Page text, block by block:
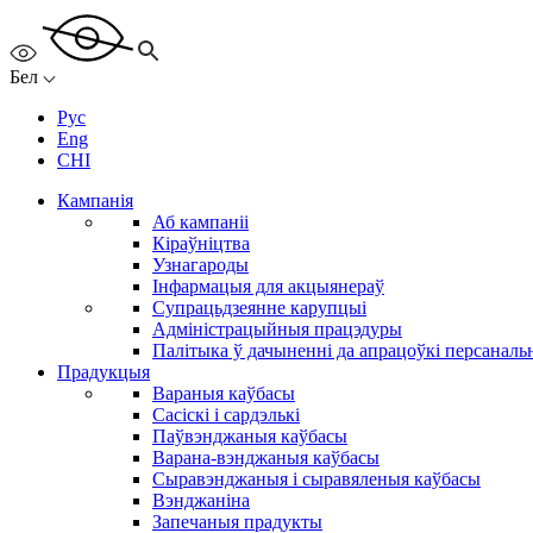
Бел
Рус
Eng
CHI
Кампанія
Аб кампаніі
Кіраўніцтва
Узнагароды
Інфармацыя для акцыянераў
Супрацьдзеянне карупцыі
Адміністрацыйныя працэдуры
Палітыка ў дачыненні да апрацоўкі
Прадукцыя
Вараныя каўбасы
Сасіскі і сардэлькі
Паўвэнджаныя каўбасы
Варана-вэнджаныя каўбасы
Сыравэнджаныя і сыравяленыя каўбасы
Вэнджаніна
Запечаныя прадукты